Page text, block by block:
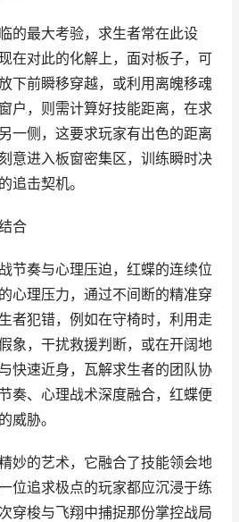
的最大考验，求生者常在此设
在对此的化解上，面对板子，可
下前瞬移穿越，或利用离魄移魂
户，则需计算好技能距离，在求
一侧，这要求玩家有出色的距离
意进入板窗密集区，训练瞬时决
追击契机。
合
节奏与心理压迫，红蝶的连续位
心理压力，通过不间断的精准穿
者犯错，例如在守椅时，利用走
象，干扰救援判断，或在开阔地
快速近身，瓦解求生者的团队协
奏、心理战术深度融合，红蝶便
威胁。
妙的艺术，它融合了技能领会地
位追求极点的玩家都应沉浸于练
穿梭与飞翔中捕捉那份掌控战局